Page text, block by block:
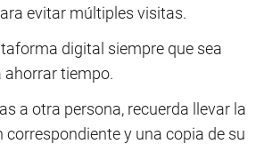
evitar múltiples visitas.
digital siempre que sea
ahorrar tiempo.
a otra persona, recuerda llevar la
correspondiente y una copia de su